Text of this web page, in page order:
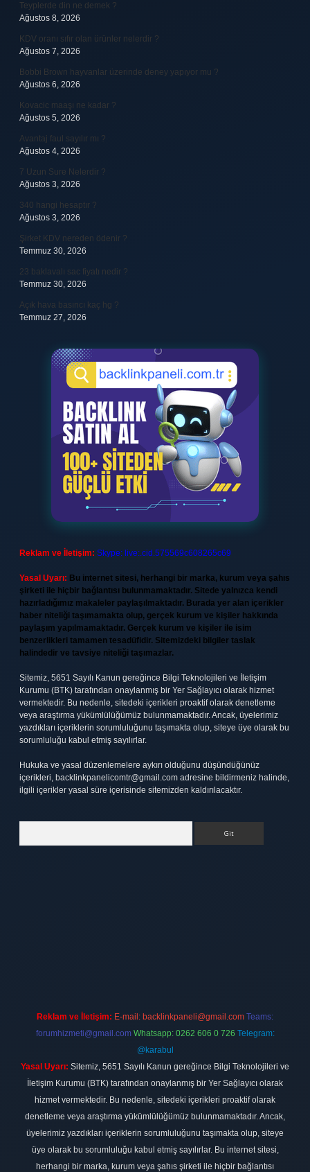
Teyplerde din ne demek ?
Ağustos 8, 2026
KDV oranı sıfır olan ürünler nelerdir ?
Ağustos 7, 2026
Bobbi Brown hayvanlar üzerinde deney yapıyor mu ?
Ağustos 6, 2026
Kovacic maaşı ne kadar ?
Ağustos 5, 2026
Avantaj faul sayılır mı ?
Ağustos 4, 2026
7 Uzun Sure Nelerdir ?
Ağustos 3, 2026
340 hangi hesaptır ?
Ağustos 3, 2026
Şirket KDV nereden ödenir ?
Temmuz 30, 2026
23 baklavalı sac fiyatı nedir ?
Temmuz 30, 2026
Açık hava basıncı kaç hg ?
Temmuz 27, 2026
Reklam ve İletişim: Skype: live:.cid.575569c608265c69
Yasal Uyarı: Bu internet sitesi, herhangi bir marka, kurum veya şahıs
şirketi ile hiçbir bağlantısı bulunmamaktadır. Sitede yalnızca kendi
hazırladığımız makaleler paylaşılmaktadır. Burada yer alan içerikler
haber niteliği taşımamakta olup, gerçek kurum ve kişiler hakkında
paylaşım yapılmamaktadır. Gerçek kurum ve kişiler ile isim
benzerlikleri tamamen tesadüfidir. Sitemizdeki bilgiler taslak
halindedir ve tavsiye niteliği taşımazlar.
Sitemiz, 5651 Sayılı Kanun gereğince Bilgi Teknolojileri ve İletişim
Kurumu (BTK) tarafından onaylanmış bir Yer Sağlayıcı olarak hizmet
vermektedir. Bu nedenle, sitedeki içerikleri proaktif olarak denetleme
veya araştırma yükümlülüğümüz bulunmamaktadır. Ancak, üyelerimiz
yazdıkları içeriklerin sorumluluğunu taşımakta olup, siteye üye olarak bu
sorumluluğu kabul etmiş sayılırlar.
Hukuka ve yasal düzenlemelere aykırı olduğunu düşündüğünüz
içerikleri, backlinkpanelicomtr@gmail.com adresine bildirmeniz halinde,
ilgili içerikler yasal süre içerisinde sitemizden kaldırılacaktır.
Reklam ve İletişim: E-mail: backlinkpaneli@gmail.com Teams:
forumhizmeti@gmail.com Whatsapp: 0262 606 0 726 Telegram:
@karabul
Yasal Uyarı: Sitemiz, 5651 Sayılı Kanun gereğince Bilgi Teknolojileri ve
İletişim Kurumu (BTK) tarafından onaylanmış bir Yer Sağlayıcı olarak
hizmet vermektedir. Bu nedenle, sitedeki içerikleri proaktif olarak
denetleme veya araştırma yükümlülüğümüz bulunmamaktadır. Ancak,
üyelerimiz yazdıkları içeriklerin sorumluluğunu taşımakta olup, siteye
üye olarak bu sorumluluğu kabul etmiş sayılırlar. Bu internet sitesi,
herhangi bir marka, kurum veya şahıs şirketi ile hiçbir bağlantısı